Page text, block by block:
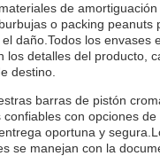
de
o packing peanuts
daño.Todos los envases
los detalles del producto,
destino.
barras de pistón
confiables con opciones
oportuna y
se manejan con la